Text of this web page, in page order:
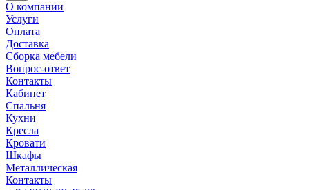
О компании
Услуги
Оплата
Доставка
Сборка мебели
Вопрос-ответ
Контакты
Кабинет
Спальня
Кухни
Кресла
Кровати
Шкафы
Металлическая
Контакты